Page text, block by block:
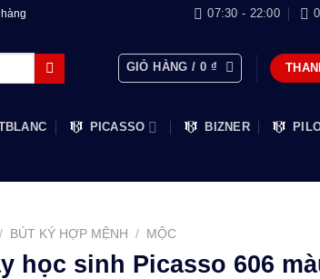
07:30 - 22:00
GIỎ HÀNG / 0 ₫
PICASSO BIZNER
/ BÚT KÝ HỢP MỆNH / MỘC
học sinh Picasso 606